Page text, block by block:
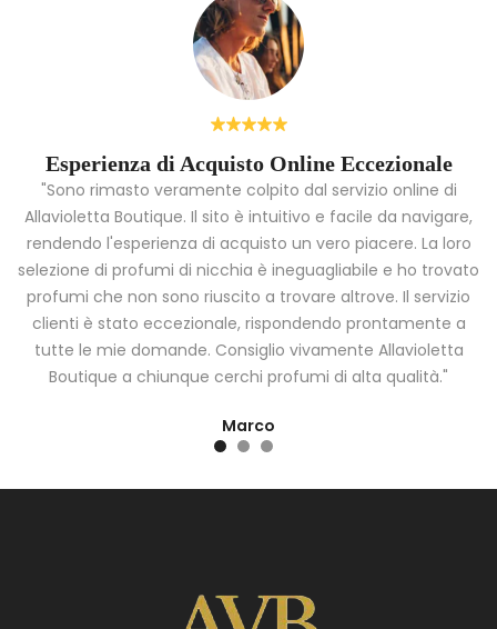
Esperienza di Acquisto Online Eccezionale
"Sono rimasto veramente colpito dal servizio online di
Allavioletta Boutique. Il sito è intuitivo e facile da navigare,
rendendo l'esperienza di acquisto un vero piacere. La loro
selezione di profumi di nicchia è ineguagliabile e ho trovato
profumi che non sono riuscito a trovare altrove. Il servizio
clienti è stato eccezionale, rispondendo prontamente a
tutte le mie domande. Consiglio vivamente Allavioletta
Boutique a chiunque cerchi profumi di alta qualità."
Marco